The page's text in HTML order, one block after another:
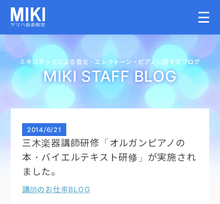
HOME
大人のコース
ミキスタッフによる音楽・エレクトーン・ ピアノに関するブログ
MIKI STAFF BLOG
2014/6/21
三木楽器講師研修「オルガンピアノの
本・バイエルテキスト研修」が実施され
ました。
講師のお仕事BLOG